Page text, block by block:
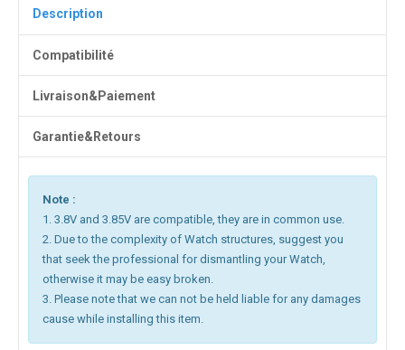
Description
Compatibilité
Livraison&Paiement
Garantie&Retours
Note :
1. 3.8V and 3.85V are compatible, they are in common use.
2. Due to the complexity of Watch structures, suggest you
that seek the professional for dismantling your Watch,
otherwise it may be easy broken.
3. Please note that we can not be held liable for any damages
cause while installing this item.